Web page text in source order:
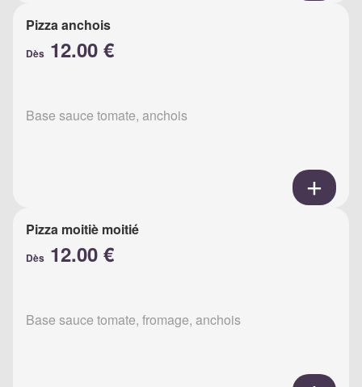
Pizza anchois
Dès 12.00 €
Base sauce tomate, anchois
Pizza moitiè moitié
Dès 12.00 €
Base sauce tomate, fromage, anchois